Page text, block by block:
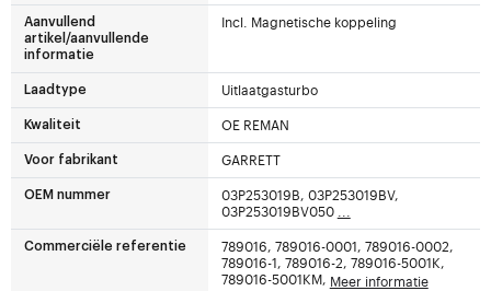
Aanvullend
artikel/aanvullende
informatie
Incl. Magnetische koppeling
Laadtype Uitlaatgasturbo
Kwaliteit OE REMAN
Voor fabrikant GARRETT
OEM nummer
03P253019B, 03P253019BV,
03P253019BV050 ...
Commerciële referentie
789016, 789016-0001, 789016-0002,
789016-1, 789016-2, 789016-5001K,
789016-5001KM, Meer informatie